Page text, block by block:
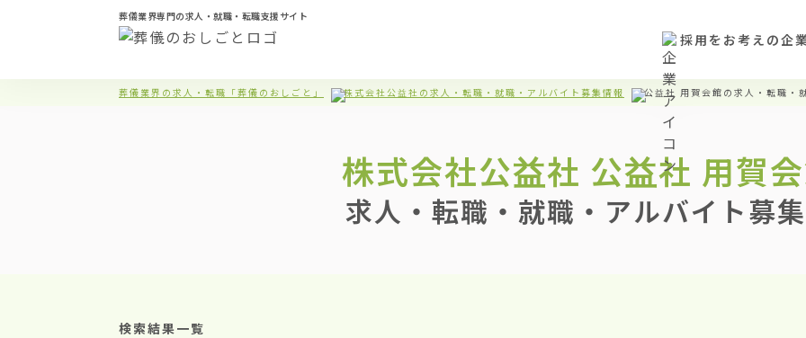
葬儀業界専門の求人・就職・転職支援サイト
採用をお考えの企
葬儀業界の求人・転職「葬儀のおしごと」 株式会社公益社の求人・転職・就職・アルバイト募集情報 公益社 用賀会館の求人・転職・
株式会社公益社 公益社 用賀
求人・転職・就職・アルバイト募
検索結果一覧